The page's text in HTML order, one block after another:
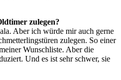
zulegen?
Aber ich würde mir auch gerne
zulegen. So einer
Wunschliste. Aber die
Und es ist sehr schwer, sie